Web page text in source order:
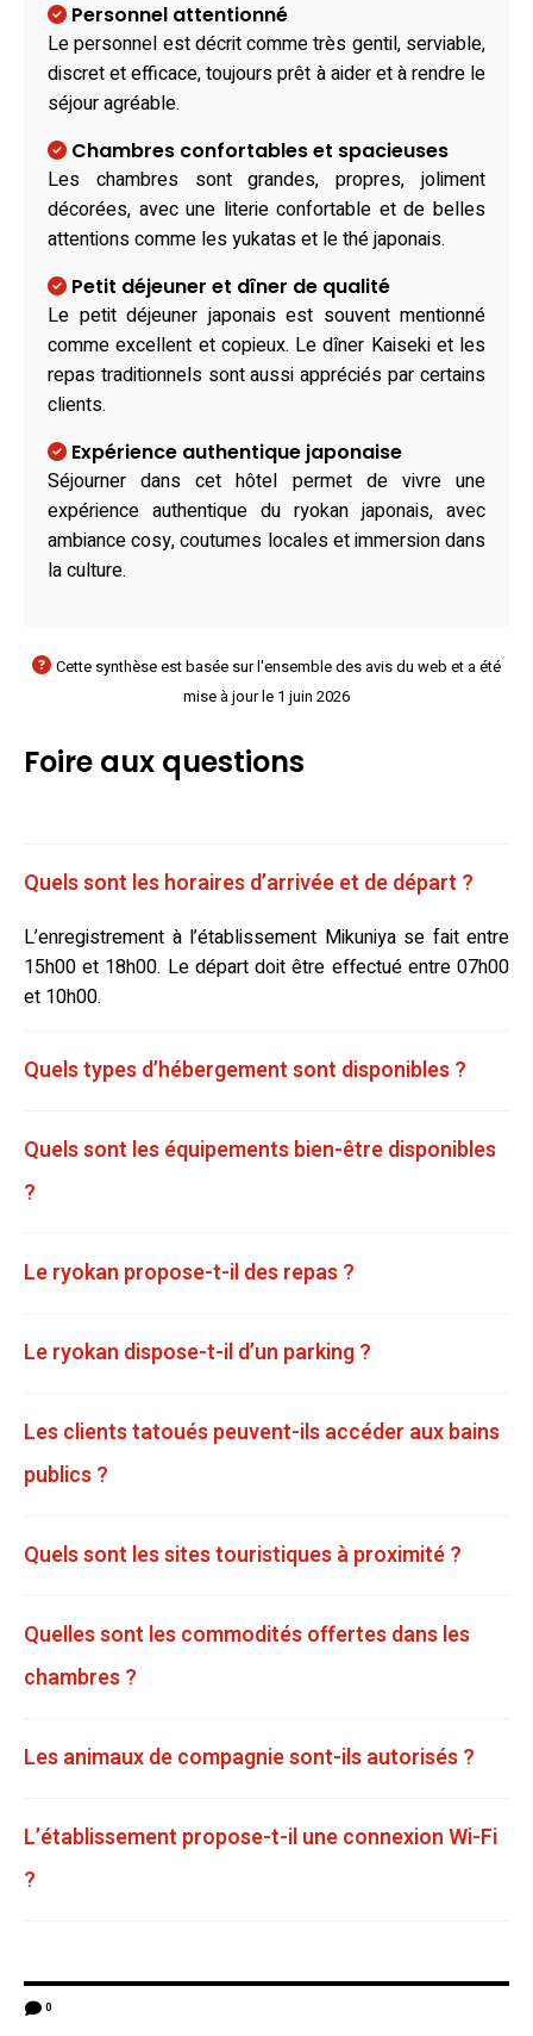
Personnel attentionné
Le personnel est décrit comme très gentil, serviable,
discret et efficace, toujours prêt à aider et à rendre le
séjour agréable.
Chambres confortables et spacieuses
Les chambres sont grandes, propres, joliment
décorées, avec une literie confortable et de belles
attentions comme les yukatas et le thé japonais.
Petit déjeuner et dîner de qualité
Le petit déjeuner japonais est souvent mentionné
comme excellent et copieux. Le dîner Kaiseki et les
repas traditionnels sont aussi appréciés par certains
clients.
Expérience authentique japonaise
Séjourner dans cet hôtel permet de vivre une
expérience authentique du ryokan japonais, avec
ambiance cosy, coutumes locales et immersion dans
la culture.
Cette synthèse est basée sur l'ensemble des avis du web et a été
mise à jour le 1 juin 2026
Foire aux questions
Quels sont les horaires d’arrivée et de départ ?
L’enregistrement à l’établissement Mikuniya se fait entre
15h00 et 18h00. Le départ doit être effectué entre 07h00
et 10h00.
Quels types d’hébergement sont disponibles ?
Quels sont les équipements bien-être disponibles
?
Le ryokan propose-t-il des repas ?
Le ryokan dispose-t-il d’un parking ?
Les clients tatoués peuvent-ils accéder aux bains
publics ?
Quels sont les sites touristiques à proximité ?
Quelles sont les commodités offertes dans les
chambres ?
Les animaux de compagnie sont-ils autorisés ?
L’établissement propose-t-il une connexion Wi-Fi
?
0